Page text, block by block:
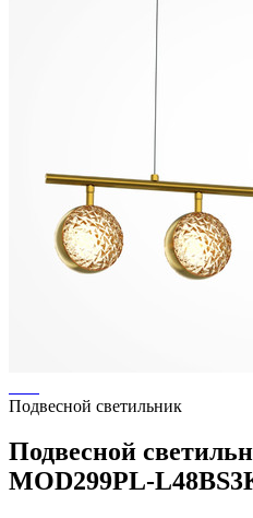
Подвесной светильник
Подвесной
MOD299PL-